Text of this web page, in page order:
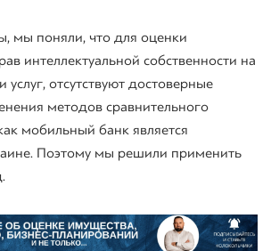
мы поняли, что для оценки
интеллектуальной собственности на
услуг, отсутствуют достоверные
методов сравнительного
мобильный банк является
Поэтому мы решили применить